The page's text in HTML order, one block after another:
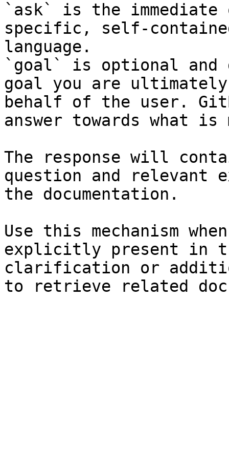
`ask` is the
specific, self-
language.
`goal` is optional and
goal you are
behalf of the user.
answer towards what
The response will
question and relevant
the documentation.
Use this mechanism
explicitly present in
clarification or